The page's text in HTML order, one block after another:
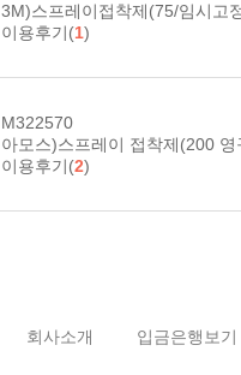
3M)스프레이접착제(75/임시고
이용후기(1)
M322570
아모스)스프레이 접착제(200 영
이용후기(2)
회사소개 입금은행보기